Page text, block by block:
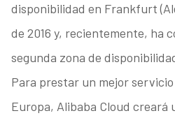
disponibilidad en Frankfurt
de 2016 y, recientemente, ha
segunda zona de
Para prestar un mejor
Europa, Alibaba Cloud creará